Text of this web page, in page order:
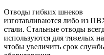
Отводы гибких шнеков
изготавливаются либо из
стали. Стальные отводы
используются для тяжелых
чтобы увеличить срок